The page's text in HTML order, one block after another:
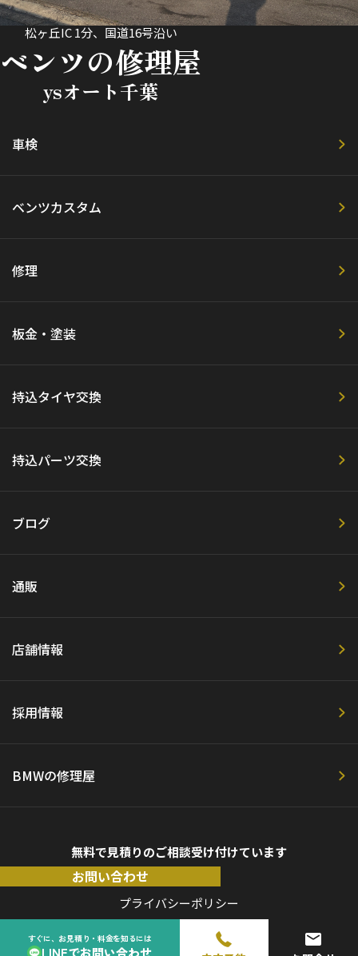
すぐに、お見積り・料金を知るには
LINEでお問い合わせ
松ヶ丘IC 1分、国道16号沿い
ベンツの修理屋
ysオート千葉
車検
ベンツカスタム
修理
板金・塗装
持込タイヤ交換
持込パーツ交換
ブログ
通販
店舗情報
採用情報
BMWの修理屋
無料で見積りのご相談受け付けています
お問い合わせ
プライバシーポリシー